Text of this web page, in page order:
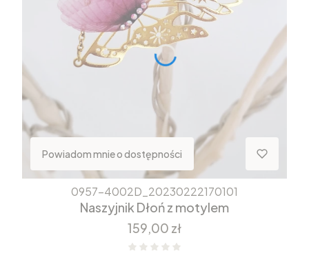
Powiadom mnie o dostępności
0957-4002D_20230222170101
Naszyjnik Dłoń z motylem
Cena
159,00 zł